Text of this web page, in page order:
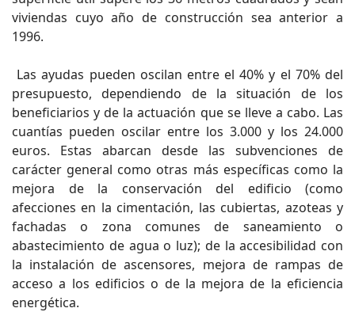
viviendas cuyo año de construcción sea anterior a
1996.
Las ayudas pueden oscilan entre el 40% y el 70% del
presupuesto, dependiendo de la situación de los
beneficiarios y de la actuación que se lleve a cabo. Las
cuantías pueden oscilar entre los 3.000 y los 24.000
euros. Estas abarcan desde las subvenciones de
carácter general como otras más específicas como la
mejora de la conservación del edificio (como
afecciones en la cimentación, las cubiertas, azoteas y
fachadas o zona comunes de saneamiento o
abastecimiento de agua o luz); de la accesibilidad con
la instalación de ascensores, mejora de rampas de
acceso a los edificios o de la mejora de la eficiencia
energética.